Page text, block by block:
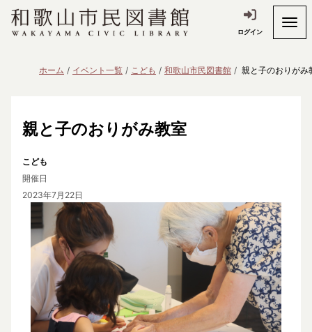
ログイン
ホーム イベント一覧 こども 和歌山市民図書館 親と子のおりがみ
親と子のおりがみ教室
こども
開催日
2023年7月22日